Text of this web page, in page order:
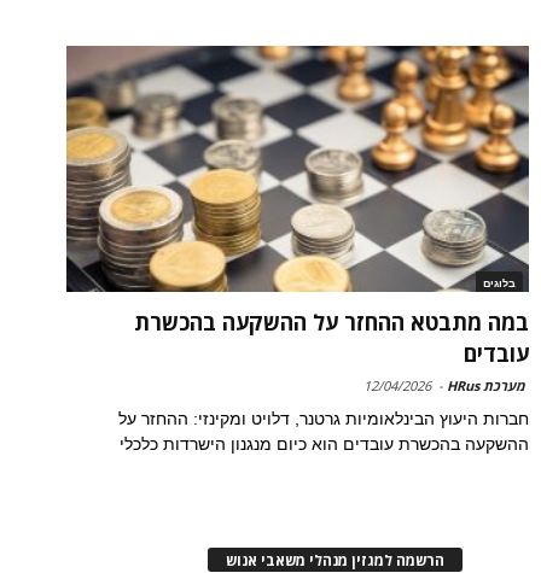
בלוגים
במה מתבטא ההחזר על ההשקעה בהכשרת
עובדים
מערכת HRus -
12/04/2026
חברות היעוץ הבינלאומיות גרטנר, דלויט ומקינזי: ההחזר על
ההשקעה בהכשרת עובדים הוא כיום מנגנון הישרדות כלכלי
הרשמה למגזין מנהלי משאבי אנוש